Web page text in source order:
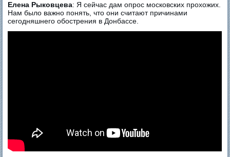
Елена Рыковцева: Я сейчас дам опрос московских прохожих.
Нам было важно понять, что они считают причинами
сегодняшнего обострения в Донбассе.